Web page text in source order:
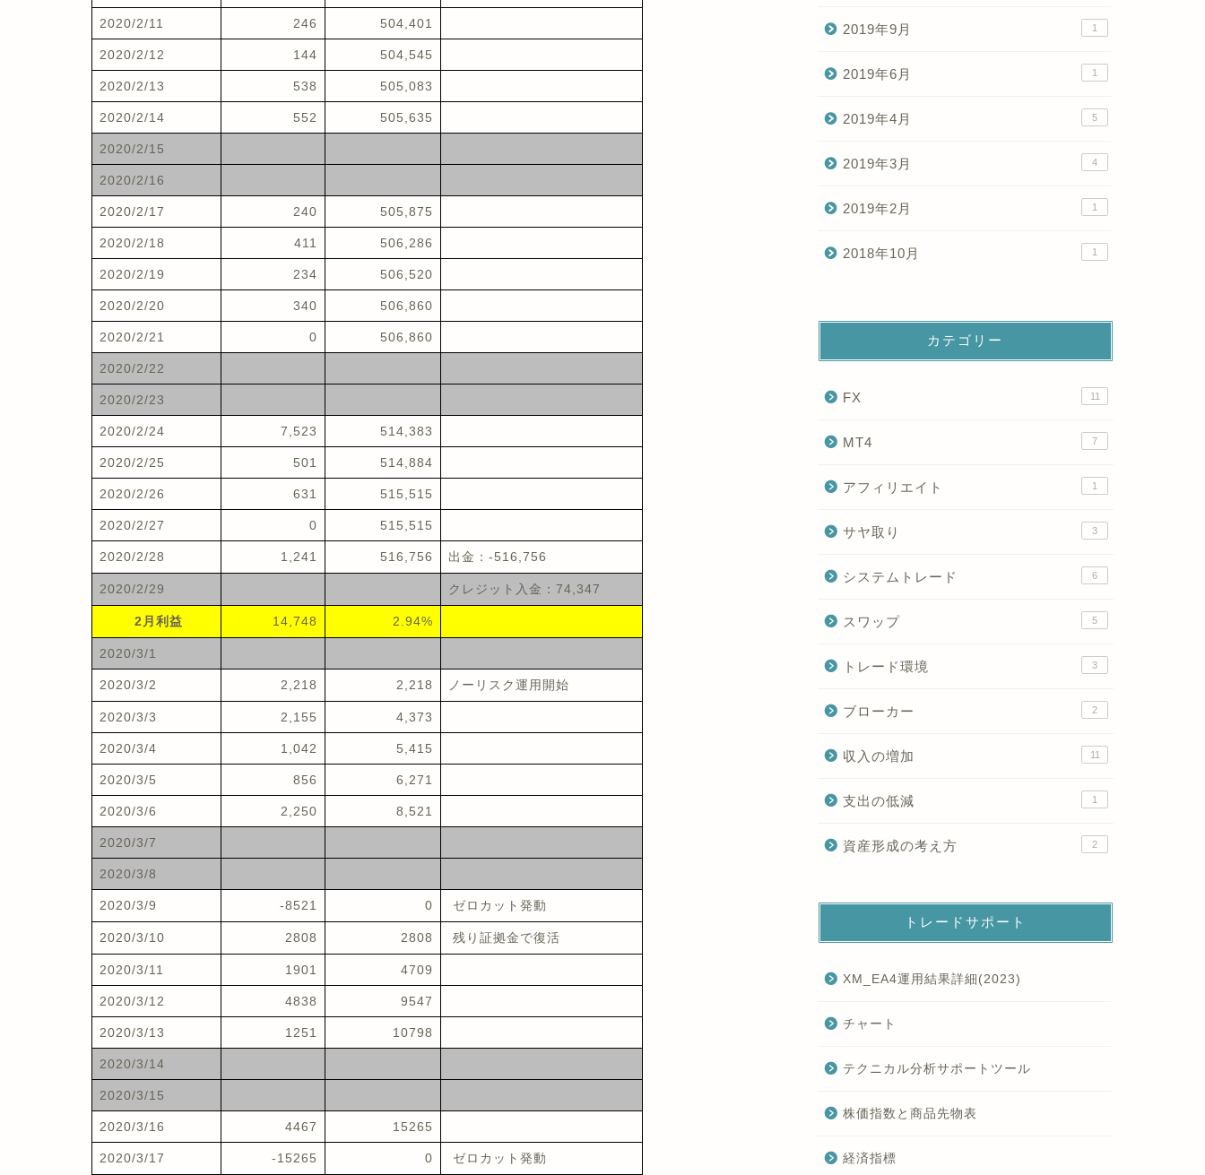
2020/2/11 246 504,401
2020/2/12 144 504,545
2020/2/13 538 505,083
2020/2/14 552 505,635
2020/2/15
2020/2/16
2020/2/17 240 505,875
2020/2/18 411 506,286
2020/2/19 234 506,520
2020/2/20 340 506,860
2020/2/21 0 506,860
2020/2/22
2020/2/23
2020/2/24 7,523 514,383
2020/2/25 501 514,884
2020/2/26 631 515,515
2020/2/27 0 515,515
2020/2/28 1,241 516,756 出金：-516,756
2020/2/29 クレジット入金：74,347
2月利益 14,748 2.94%
2020/3/1
2020/3/2 2,218 2,218 ノーリスク運用開始
2020/3/3 2,155 4,373
2020/3/4 1,042 5,415
2020/3/5 856 6,271
2020/3/6 2,250 8,521
2020/3/7
2020/3/8
2020/3/9 -8521 0 ゼロカット発動
2020/3/10 2808 2808 残り証拠金で復活
2020/3/11 1901 4709
2020/3/12 4838 9547
2020/3/13 1251 10798
2020/3/14
2020/3/15
2020/3/16 4467 15265
2020/3/17 -15265 0 ゼロカット発動
2019年9月 1
2019年6月 1
2019年4月 5
2019年3月 4
2019年2月 1
2018年10月 1
カテゴリー
FX 11
MT4 7
アフィリエイト 1
サヤ取り 3
システムトレード 6
スワップ 5
トレード環境 3
ブローカー 2
収入の増加 11
支出の低減 1
資産形成の考え方 2
トレードサポート
XM_EA4運用結果詳細(2023)
チャート
テクニカル分析サポートツール
株価指数と商品先物表
経済指標